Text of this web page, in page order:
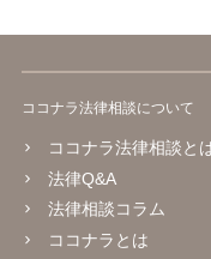
ココナラ法律相談について
ココナラ法律相談と
法律Q&A
法律相談コラム
ココナラとは